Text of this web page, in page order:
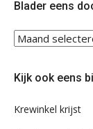
Blader eens
Blader
eens
ons
Kijk ook eens
Krewinkel krijst